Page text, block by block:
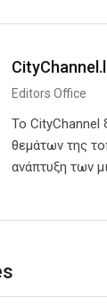
Editors Office
Το CityChannel
θεμάτων της
ανάπτυξη των